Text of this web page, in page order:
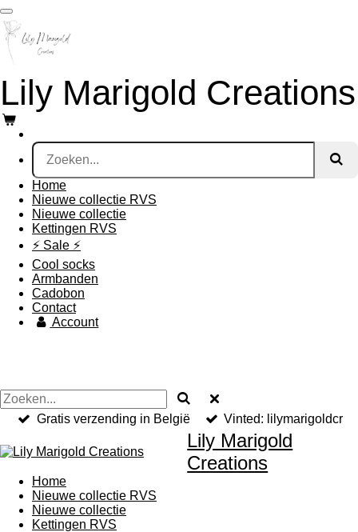
Ga
direct
naar
de
Lily Marigold Creations
Home
Nieuwe collectie RVS
Nieuwe collectie
Kettingen RVS
⚡️ Sale ⚡️
Cool socks
Armbanden
Cadobon
Contact
Account
Gratis verzending in België Vinted: lilymarigoldcr
Lily Marigold
Creations
Home
Nieuwe collectie RVS
Nieuwe collectie
Kettingen RVS